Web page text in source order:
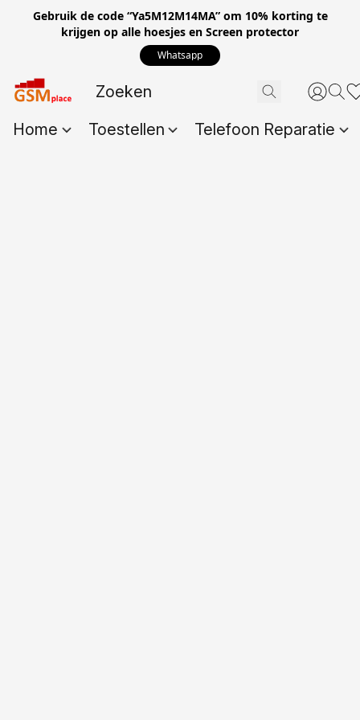
Gebruik de code “Ya5M12M14MA” om 10% korting te
krijgen op alle hoesjes en Screen protector
Whatsapp
Home Toestellen Telefoon Reparatie